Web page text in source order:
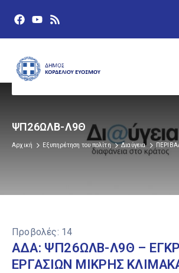
ΨΠ26ΩΛΒ-Λ9Θ
Αρχική Εξυπηρέτηση του πολίτη Διαύγεια
Προβολές: 14
ΑΔΑ: ΨΠ26ΩΛΒ-Λ9Θ –
ΕΡΓΑΣΙΩΝ ΜΙΚΡΗΣ